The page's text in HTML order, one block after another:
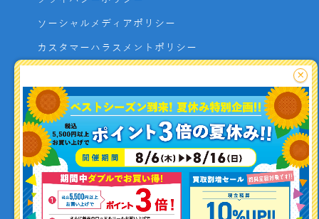
釣り情報を
投稿する
ソーシャルメディアポリシー
カスタマーハラスメントポリシー
よくあるご質問
お問い合わせ
利用者資金の保全方法
×